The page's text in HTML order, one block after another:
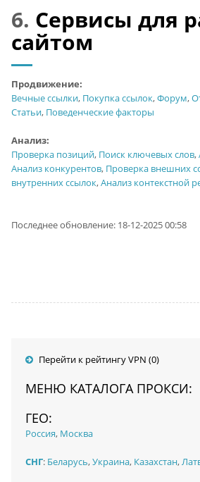
6. Сервисы для
сайтом
Продвижение:
Вечные ссылки, Покупка ссылок,Форум,
Статьи, Поведенческие факторы
Анализ:
Проверка позиций, Поиск ключевых слов,
Анализ конкурентов, Проверка внешних
внутренних ссылок,Анализ контекстной
Последнее обновление: 18-12-2025 00:58
Перейти к рейтингу VPN (0)
МЕНЮ КАТАЛОГА ПРОКСИ:
ГЕО:
Россия, Москва
СНГ: Беларусь,Украина, Казахстан,